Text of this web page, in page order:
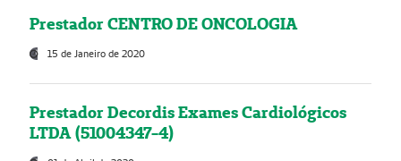
Prestador CENTRO DE ONCOLOGIA
15 de Janeiro de 2020
Prestador Decordis Exames Cardiológicos
LTDA (51004347-4)